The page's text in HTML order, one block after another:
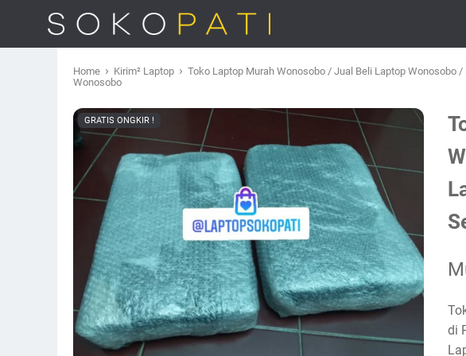
Home › Kirim² Laptop › Toko Laptop Murah Wonosobo / Jual Beli Laptop Wonosobo
Wonosobo
GRATIS ONGKIR !
di